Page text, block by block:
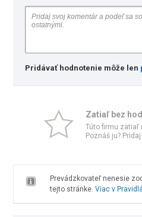
Pridávať hodnotenie môže len
Zatiaľ bez
Túto firmu zatiaľ
Poznáš ju?
Prevádzkovateľ nenesie
tejto stránke. Viac v